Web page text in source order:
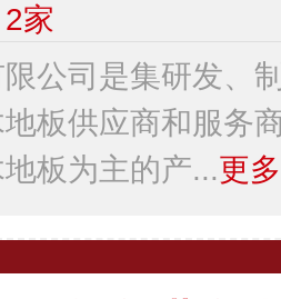
2家
公司是集研发、
板供应商和服务
板为主的产...更